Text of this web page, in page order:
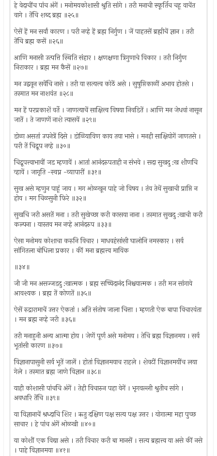
हे वेदाचींच पांच अंगें । मनोमयकोशासी श्रुति सांगे । तरी मनाची स्फूर्तिच चहू वाचेंत
वागे । तेंचि शब्द ब्रह्म ॥२५॥
ऐसें हें मन सर्वां कारण । परी नव्हे हें ब्रह्म निर्गुण । जें पाहतसें ब्रह्मीचें ज्ञान । तरी
तेंचि ब्रह्म कसें ॥२६॥
आणि मनासी उत्पत्ति स्थिति संहार । क्षणक्षणा त्रिगुणाचे विकार । तरी निर्गुण
निराकार । ब्रह्म मन कैसें ॥२७॥
मन उद्ववून सवेंचि नासे । तरी या सत्यत्त्व कोठें असे । सुषुप्तिकाळीं अभाव होतसे ।
तस्मात मन नाशवंत ॥२८॥
मन हें परप्रकाशें वर्ते । जाणत्याचें साक्षित्त्व विषया निवडितें । आणि मन जेधवां नासून
जातें । ते जाणणें नाशे त्यासवें ॥२९॥
डोळा असतां उपनेत्रें दिसे । डोळियाविण काय तया भासे । मनही साक्षियोगें जाणतसे ।
परी तें चिद्रूप नव्हे ॥३०॥
चिद्रूपत्त्वाभावीं जड म्हणावें । आतां आनंदरुपताही न संभवे । सदा सुखदु :ख शीणचि
व्हावें । जागृति -स्वप्न -व्यापारीं ॥३१॥
सुख असे म्हणुन पाहूं जाय । मग ओळखून पाहे जो विषय । तंव तेथें सुखाची प्राप्ति न
होय । मग चिळसुनी फिरे ॥३२॥
सुखचि जरी असतें मना । तरी सुखेच्छा करी कासया नाना । तस्मात सुखदु :खाची करी
कल्पना । यास्तव मन नव्हे आनंदरुप ॥३३॥
ऐसा मनोमय कोशाचा करुनि विचार । माधवहंसांसी घालोनि नमस्कार । सर्व
सांगितला बोधिला प्रकार । कीं मना ब्रह्मत्त्व मायिक
॥३४॥
जी जी मन असज्जडदु :खात्मक । ब्रह्म सच्चिदानंद निश्चयात्मक । तरी मज सांगावे
आवश्यक । ब्रह्म तें कोणतें ॥३५॥
ऐसें रुद्रारामाचें उत्तर ऐकतां । अति संतोष जाला चित्ता । म्हणती ऐक बापा विचारवंता
। मन ब्रह्म नव्हे जरी ॥३६॥
तरी मनाहुनी अन्य आत्मा होय । जेणें पूर्ण असे मनोमय । तेचि ब्रह्म विज्ञानमय । सर्व
भूतांसी कारण ॥३७॥
विज्ञानापासुनी सर्व भूतें जालें । होतां विज्ञानमयाच राहले । शेवटीं विज्ञानमयींच लया
गेले । तस्मात ब्रह्म जाणे विज्ञान ॥३८॥
याही कोशासी पांचचि अंगें । तेही विचारुन पहा वेगें । भृगवल्ली श्रुतीच सांगे ।
अवधारि तेंचि ॥३९॥
या विज्ञानाचें श्रध्दाचि शिर । ऋतु दक्षिण पक्ष सत्य पक्ष उत्तर । योगात्मा महा पुच्छ
साचार । हे पांच अंगें ओळखी ॥४०॥
या कोशीं एक विद्या असे । तरी विचार करी बा मानसें । सत्य ब्रह्मत्त्व या असे कीं नसे
। पाहे विज्ञानमया ॥४१॥